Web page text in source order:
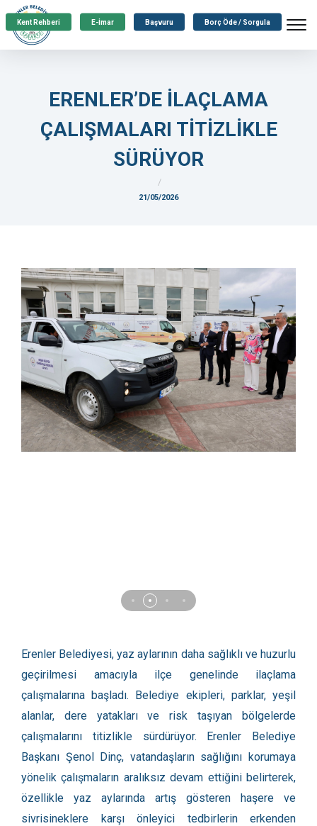
Kent Rehberi E-İmar Başvuru Borç Öde / Sorgula
ERENLER’DE İLAÇLAMA
ÇALIŞMALARI TİTİZLİKLE
SÜRÜYOR
21/05/2026
Erenler Belediyesi, yaz aylarının daha sağlıklı ve huzurlu
geçirilmesi amacıyla ilçe genelinde ilaçlama
çalışmalarına başladı. Belediye ekipleri, parklar, yeşil
alanlar, dere yatakları ve risk taşıyan bölgelerde
çalışmalarını titizlikle sürdürüyor. Erenler Belediye
Başkanı Şenol Dinç, vatandaşların sağlığını korumaya
yönelik çalışmaların aralıksız devam ettiğini belirterek,
özellikle yaz aylarında artış gösteren haşere ve
sivrisineklere karşı önleyici tedbirlerin erkenden